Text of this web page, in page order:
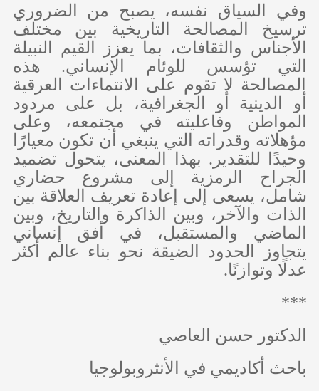
وفي السياق نفسه، يصبح من الضروري
ترسيخ المصالحة التاريخية بين مختلف
الأجناس والثقافات، بما يعزز القيم النبيلة
التي تؤسس للوئام الإنساني. هذه
المصالحة لا تقوم على الانتماءات العرقية
أو الدينية أو الجغرافية، بل على مردود
المواطن وفاعليته في مجتمعه، وعلى
مؤهلاته وقدراته التي ينبغي أن تكون معيارًا
وحيدًا للتقدير. بهذا المعنى، يتحول تضميد
الجراح الرمزية إلى مشروع حضاري
شامل، يسعى إلى إعادة تعريف العلاقة بين
الذات والآخر، وبين الذاكرة والتاريخ، وبين
الماضي والمستقبل، في أفق إنساني
يتجاوز الحدود الضيقة نحو بناء عالم أكثر
عدلًا وتوازنًا.
***
الدكتور حسن العاصي
باحث أكاديمي في الأنثروبولوجيا